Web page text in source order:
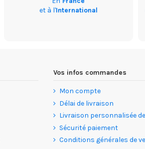
et à l'International
Vos infos commandes
Mon compte
Délai de livraison
Livraison personnalisée
Sécurité paiement
Conditions générales de